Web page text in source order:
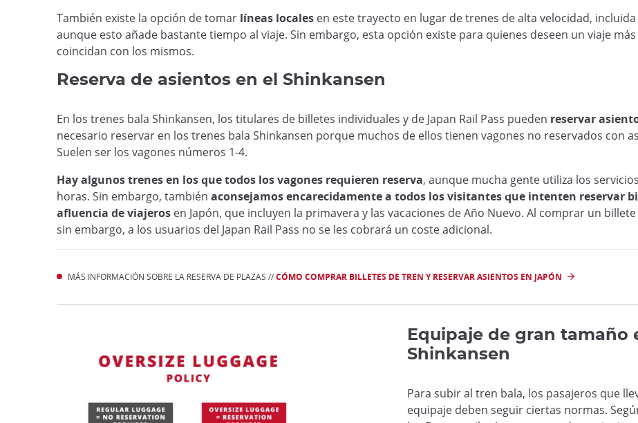
También existe la opción de tomar líneas locales en este trayecto en lugar de trenes de alta velocidad, incluida
aunque esto añade bastante tiempo al viaje. Sin embargo, esta opción existe para quienes deseen un viaje
coincidan con los mismos.
Reserva de asientos en el Shinkansen
En los trenes bala Shinkansen, los titulares de billetes individuales y de Japan Rail Pass pueden reservar
necesario reservar en los trenes bala Shinkansen porque muchos de ellos tienen vagones no reservados con
Suelen ser los vagones números 1-4.
Hay algunos trenes en los que todos los vagones requieren reserva, aunque mucha gente utiliza los
horas. Sin embargo, también aconsejamos encarecidamente a todos los visitantes que intenten reservar
afluencia de viajeros en Japón, que incluyen la primavera y las vacaciones de Año Nuevo. Al comprar un
sin embargo, a los usuarios del Japan Rail Pass no se les cobrará un coste adicional.
MÁS INFORMACIÓN SOBRE LA RESERVA DE PLAZAS //CÓMO COMPRAR BILLETES DE TREN Y RESERVAR ASIENTOS EN JAPÓN
Equipaje de gran tamaño
Shinkansen
Para subir al tren bala, los pasajeros que
equipaje deben seguir ciertas normas.